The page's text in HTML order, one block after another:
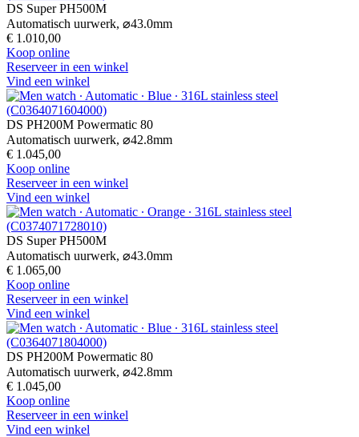
DS Super PH500M
Automatisch uurwerk, ⌀43.0mm
€ 1.010,00
Koop online
Reserveer in een winkel
Vind een winkel
DS PH200M Powermatic 80
Automatisch uurwerk, ⌀42.8mm
€ 1.045,00
Koop online
Reserveer in een winkel
Vind een winkel
DS Super PH500M
Automatisch uurwerk, ⌀43.0mm
€ 1.065,00
Koop online
Reserveer in een winkel
Vind een winkel
DS PH200M Powermatic 80
Automatisch uurwerk, ⌀42.8mm
€ 1.045,00
Koop online
Reserveer in een winkel
Vind een winkel